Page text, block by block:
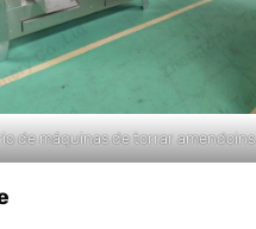
de máquinas de torrar amendoins